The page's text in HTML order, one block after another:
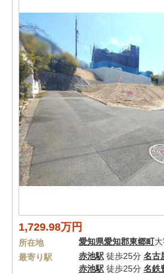
1,729.98万円
所在地 愛知県愛知郡東郷町
最寄り駅
赤池駅 徒歩25分 名古
赤池駅 徒歩25分 名鉄